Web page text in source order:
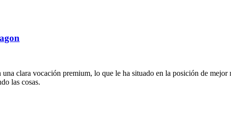
clara vocación premium, lo que le ha situado en la posición de mejor
las cosas.